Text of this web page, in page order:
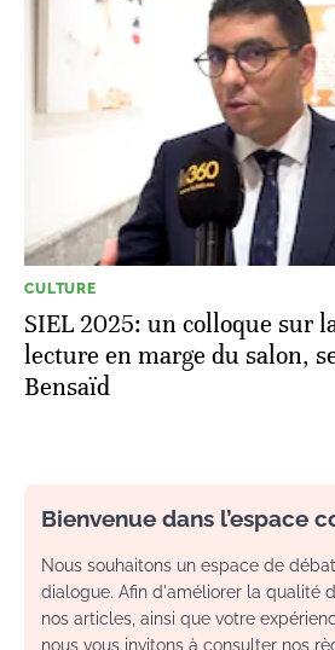
CULTURE
SIEL 2025: un colloque sur
lecture en marge du salon,
Bensaïd
Bienvenue dans l’espace
Nous souhaitons un espace de
dialogue. Afin d'améliorer la qualité
nos articles, ainsi que votre
nous vous invitons à consulter nos